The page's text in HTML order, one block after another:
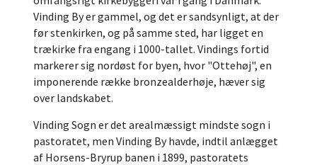
Vinding By er gammel, og det er sandsynligt, at der
før stenkirken, og på samme sted, har ligget en
trækirke fra engang i 1000-tallet. Vindings fortid
markerer sig nordøst for byen, hvor "Ottehøj", en
imponerende række bronzealderhøje, hæver sig
over landskabet.
Vinding Sogn er det arealmæssigt mindste sogn i
pastoratet, men Vinding By havde, indtil anlægget
af Horsens-Bryrup banen i 1899, pastoratets